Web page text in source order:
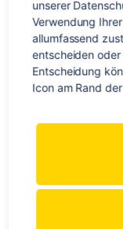
unserer
Verwendung
allumfassend
entscheiden
Entscheidung
Icon am Rand